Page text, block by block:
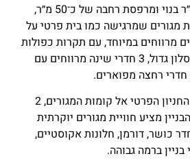
הדירה כוללת כ־180 מ״ר בנוי ומרפסת רחבה של כ־50 מ״ר,
מגורים שמרגישה כמו בית פרטי על
מרווחים במיוחד, עם תקרות כפולות
בגובה של כ־6 מטרים, סלון גדול, 3 חדרי שינה מרווחים עם
לדירה מעלית ישירה מהחניון הפרטי אל קומות המגורים, 2
מציע חוויית מגורים יוקרתית
כושר, דורמן, חלונות אקוסטיים,
ברמה גבוהה.